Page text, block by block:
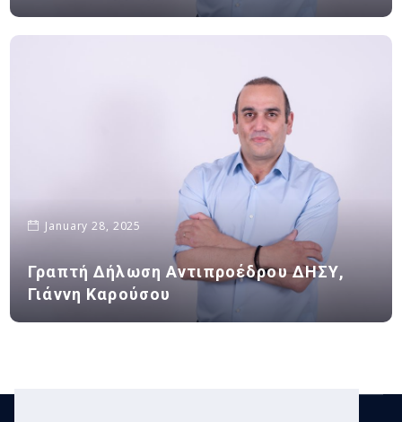
January 28, 2025
Γραπτή Δήλωση Αντιπροέδρου ΔΗΣΥ,
Γιάννη Καρούσου